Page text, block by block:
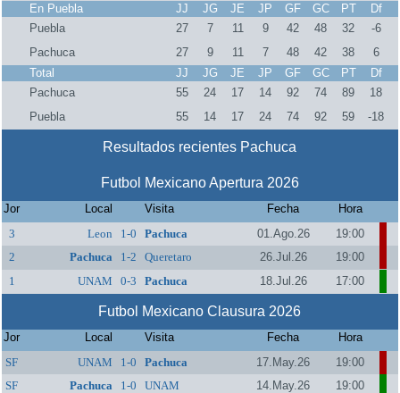
En Puebla
JJ JG JE JP GF GC PT
Df
Puebla
27 7 11 9 42 48 32
-6
Pachuca
27 9 11 7 48 42 38
6
Total
JJ JG JE JP GF GC PT
Df
Pachuca
55 24 17 14 92 74 89
18
Puebla
55 14 17 24 74 92 59 -18
Resultados recientes Pachuca
Futbol Mexicano Apertura 2026
Jor Local Visita Fecha
Hora
3
Leon 1-0 Pachuca 01.Ago.26
19:00
2
Pachuca 1-2 Queretaro 26.Jul.26
19:00
1
UNAM 0-3 Pachuca 18.Jul.26 17:00
Futbol Mexicano Clausura 2026
Jor Local Visita Fecha
Hora
SF
UNAM 1-0 Pachuca 17.May.26
19:00
SF
Pachuca 1-0 UNAM 14.May.26 19:00